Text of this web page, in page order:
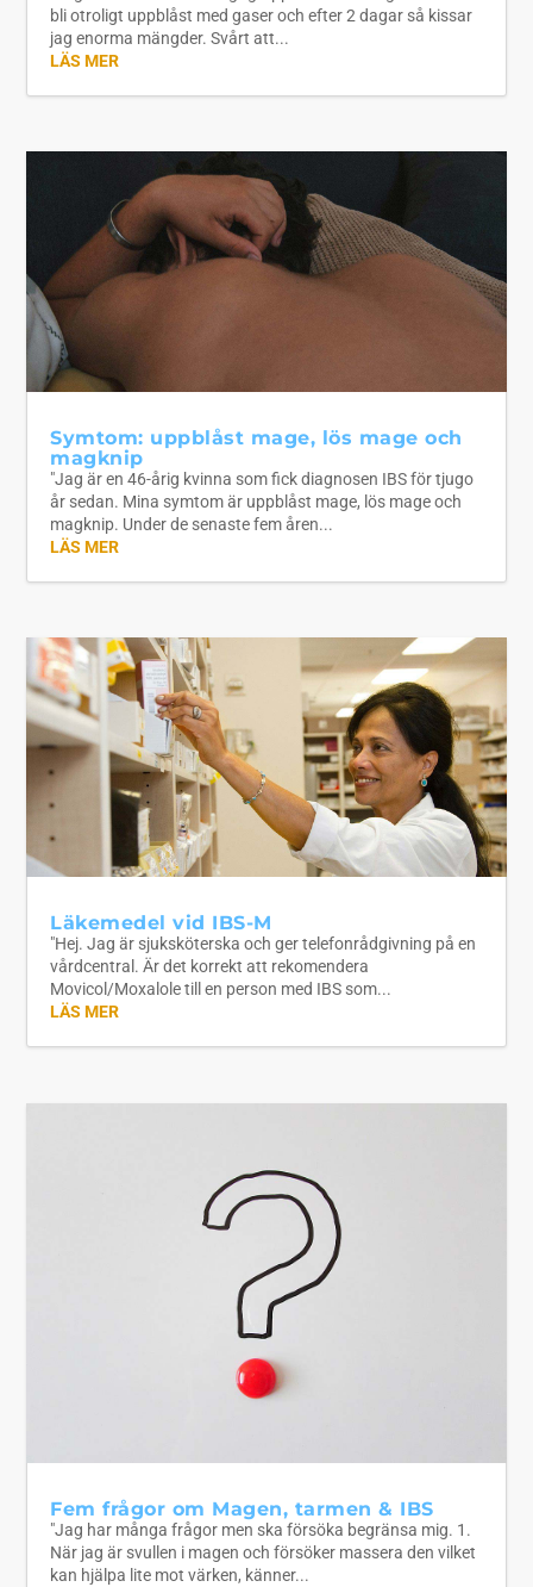
bli otroligt uppblåst med gaser och efter 2 dagar så kissar
jag enorma mängder. Svårt att...
LÄS MER
Symtom: uppblåst mage, lös mage och
magknip
"Jag är en 46-årig kvinna som fick diagnosen IBS för tjugo
år sedan. Mina symtom är uppblåst mage, lös mage och
magknip. Under de senaste fem åren...
LÄS MER
Läkemedel vid IBS-M
"Hej. Jag är sjuksköterska och ger telefonrådgivning på en
vårdcentral. Är det korrekt att rekomendera
Movicol/Moxalole till en person med IBS som...
LÄS MER
Fem frågor om Magen, tarmen & IBS
"Jag har många frågor men ska försöka begränsa mig. 1.
När jag är svullen i magen och försöker massera den vilket
kan hjälpa lite mot värken, känner...